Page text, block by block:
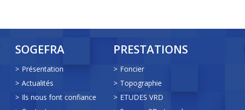
SOGEFRA
Présentation
Actualités
Ils nous font confiance
PRESTATIONS
Foncier
Topographie
ETUDES VRD